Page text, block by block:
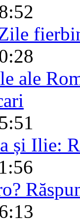
ale
și Ilie: